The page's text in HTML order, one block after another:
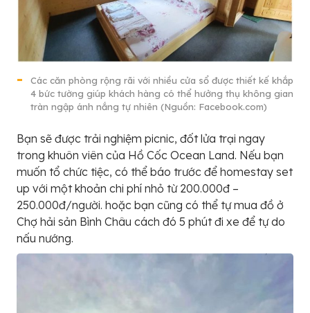
Các căn phòng rộng rãi với nhiều cửa sổ được thiết kế khắp
4 bức tường giúp khách hàng có thể hưởng thụ không gian
tràn ngập ánh nắng tự nhiên (Nguồn: Facebook.com)
Bạn sẽ được trải nghiệm picnic, đốt lửa trại ngay
trong khuôn viên của Hồ Cốc Ocean Land. Nếu bạn
muốn tổ chức tiệc, có thể báo trước để homestay set
up với một khoản chi phí nhỏ từ 200.000đ –
250.000đ/người. hoặc bạn cũng có thể tự mua đồ ở
Chợ hải sản Bình Châu cách đó 5 phút đi xe để tự do
nấu nướng.